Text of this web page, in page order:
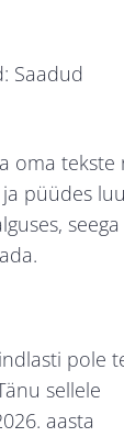
Saadud
oma tekste
püüdes
seega
pole
sellele
aasta